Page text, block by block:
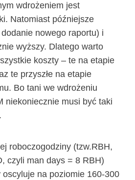
wdrożeniem jest
Natomiast późniejsze
nowego raportu) i
wyższy. Dlatego warto
koszty – te na etapie
te przyszłe na etapie
Bo tani we wdrożeniu
niekoniecznie musi być taki
roboczogodziny (tzw.RBH,
czyli man days = 8 RBH)
na poziomie 160-300